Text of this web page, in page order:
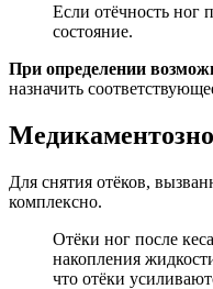
Если отёчность ног
состояние.
При определении
назначить
Для снятия отёков,
комплексно.
Отёки ног после
накопления
что отёки